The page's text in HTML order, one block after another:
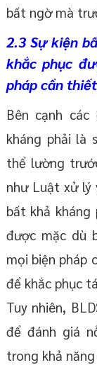
bất ngờ mà
2.3 Sự kiện
khắc phục
pháp cần
Bên cạnh
kháng phải là
thể lường
như Luật xử lý
bất khả kháng
được mặc dù
mọi biện pháp
để khắc phục
Tuy nhiên,
để đánh giá
trong khả